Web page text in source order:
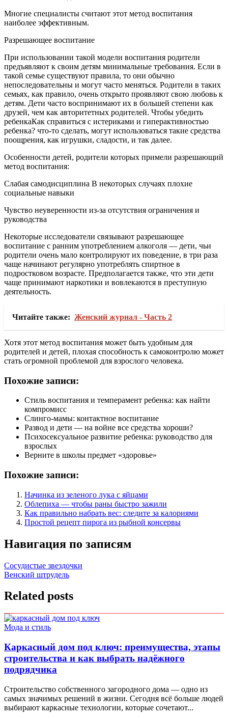
Многие специалисты считают этот метод воспитания
наиболее эффективным.
Разрешающее воспитание
При использовании такой модели воспитания родители
предъявляют к своим детям минимальные требования. Если в
такой семье существуют правила, то они обычно
непоследовательны и могут часто меняться. Родители в таких
семьях, как правило, очень открыто проявляют свою любовь к
детям. Дети часто воспринимают их в большей степени как
друзей, чем как авторитетных родителей. Чтобы убедить
ребенкаКак справиться с истериками и гиперактивностью
ребенка? что-то сделать, могут использоваться такие средства
поощрения, как игрушки, сладости, и так далее.
Особенности детей, родители которых примели разрешающий
метод воспитания:
Слабая самодисциплина В некоторых случаях плохие
социальные навыки
Чувство неуверенности из-за отсутствия ограничения и
руководства
Некоторые исследователи связывают разрешающее
воспитание с ранним употреблением алкоголя — дети, чьи
родители очень мало контролируют их поведение, в три раза
чаще начинают регулярно употреблять спиртное в
подростковом возрасте. Предполагается также, что эти дети
чаще принимают наркотики и вовлекаются в преступную
деятельность.
Читайте также: Женский журнал - Часть 2
Хотя этот метод воспитания может быть удобным для
родителей и детей, плохая способность к самоконтролю может
стать огромной проблемой для взрослого человека.
Похожие записи:
Стиль воспитания и темперамент ребенка: как найти
компромисс
Слинго-мамы: контактное воспитание
Развод и дети — на войне все средства хороши?
Психосексуальное развитие ребенка: руководство для
взрослых
Верните в школы предмет «здоровье»
Похожие записи:
Начинка из зеленого лука с яйцами
Облепиха — чтобы раны быстро зажили
Как правильно набрать вес: следите за калориями
Простой рецепт пирога из рыбной консервы
Навигация по записям
Сосудистые звездочки
Венский штрудель
Related posts
Мода и стиль
Каркасный дом под ключ: преимущества, этапы
строительства и как выбрать надёжного
подрядчика
Строительство собственного загородного дома — одно из
самых значимых решений в жизни. Сегодня всё больше людей
выбирают каркасные технологии, которые сочетают...